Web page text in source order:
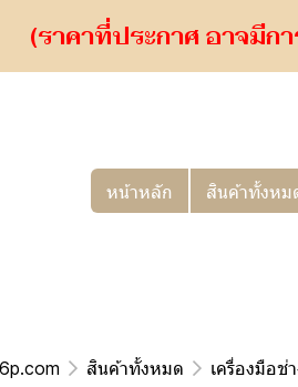
(ราคาที่ประกาศ อาจมีก
หน้าหลัก สินค้าทั้งหม
สินค้าทั้งหมด เครื่องมือช่